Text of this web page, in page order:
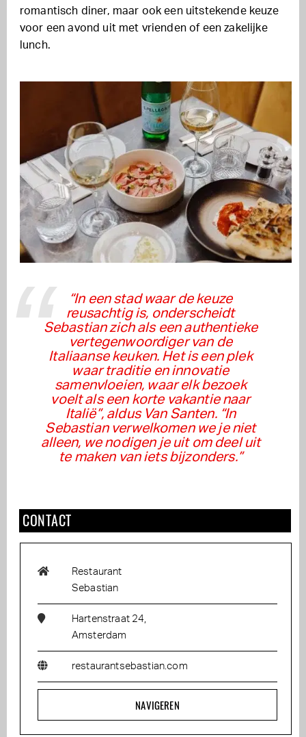
romantisch diner, maar ook een uitstekende keuze
voor een avond uit met vrienden of een zakelijke
lunch.
“In een stad waar de keuze
reusachtig is, onderscheidt
Sebastian zich als een authentieke
vertegenwoordiger van de
Italiaanse keuken. Het is een plek
waar traditie en innovatie
samenvloeien, waar elk bezoek
voelt als een korte vakantie naar
Italië”, aldus Van Santen. “In
Sebastian verwelkomen we je niet
alleen, we nodigen je uit om deel uit
te maken van iets bijzonders.”
CONTACT
Restaurant
Sebastian
Hartenstraat 24,
Amsterdam
restaurantsebastian.com
NAVIGEREN